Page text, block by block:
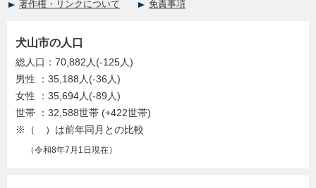
著作権・リンクについて
免責事項
犬山市の人口
総人口：70,882人(-125人)
男性 ：35,188人(-36人)
女性 ：35,694人(-89人)
世帯 ：32,588世帯 (+422世帯)
※（ ）は前年同月との比較
（令和8年7月1日現在）